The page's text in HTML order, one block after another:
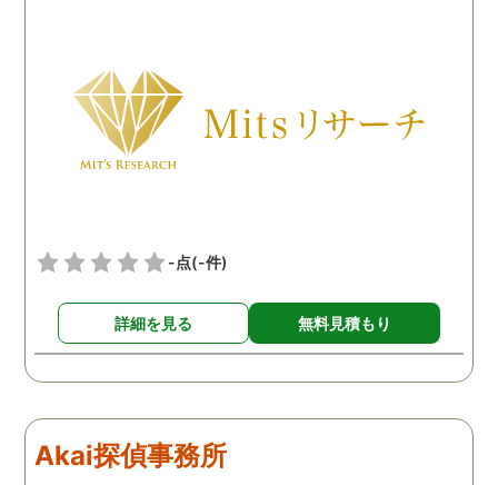
れからもサポートしていき
ますから。」と言う探偵か
らの言葉には本当に励まさ
れました。これからも弁護
士同様にサポートをお願い
-点(-件)
詳細を見る 無料見積もり
Akai探偵事務所